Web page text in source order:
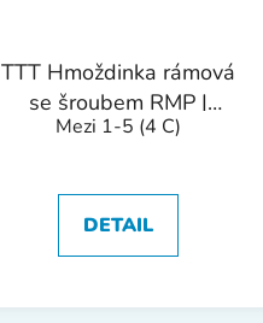
TTT Hmoždinka rámová
se šroubem RMP |
10x140mm 1bal/20ks
Mezi 1-5 (4 C)
DETAIL